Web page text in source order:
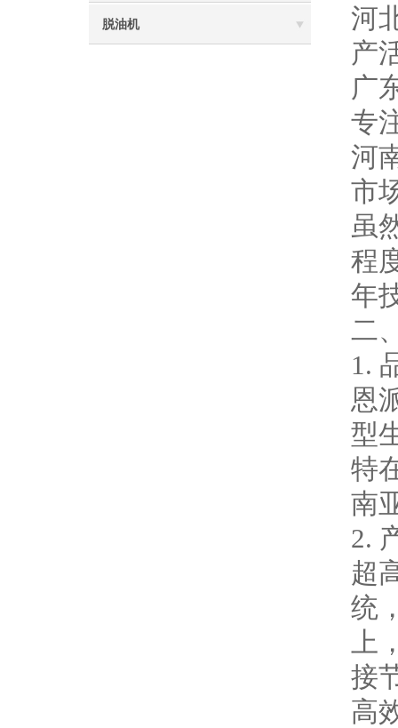
脱油机
河
产
广
专
河
市
虽
程
年
二
1.
恩
型
特
南
2.
超
统
上
接
高